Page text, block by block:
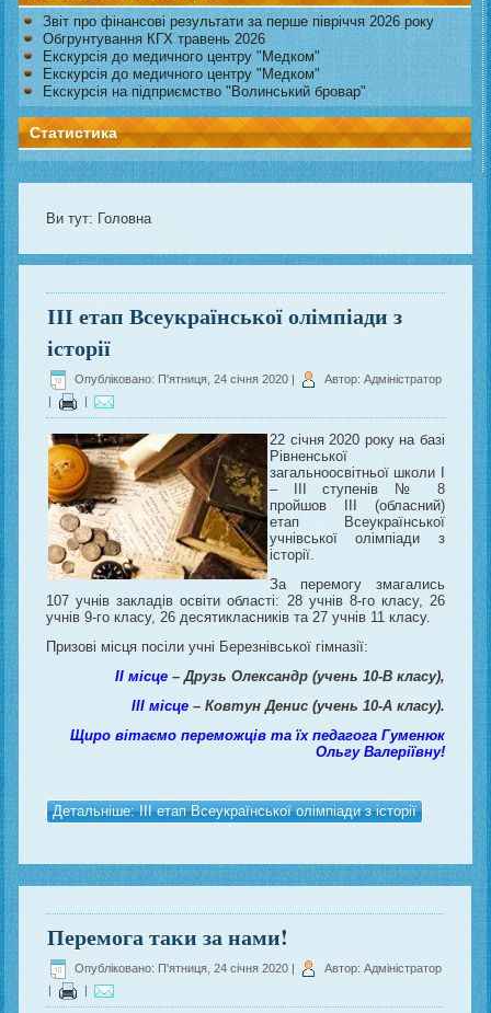
Звіт про фінансові результати за перше півріччя 2026 року
Обгрунтування КГХ травень 2026
Екскурсія до медичного центру "Медком"
Екскурсія до медичного центру "Медком"
Екскурсія на підприємство "Волинський бровар"
Статистика
Ви тут: Головна
ІІІ етап Всеукраїнської олімпіади з
історії
Опубліковано: П'ятниця, 24 січня 2020 |
Автор: Адміністратор
|
|
22 січня 2020 року на базі
Рівненської
загальноосвітньої школи І
– ІІІ ступенів № 8
пройшов ІІІ (обласний)
етап Всеукраїнської
учнівської олімпіади з
історії.
За перемогу змагались
107 учнів закладів освіти області: 28 учнів 8-го класу, 26
учнів 9-го класу, 26 десятикласників та 27 учнів 11 класу.
Призові місця посіли учні Березнівської гімназії:
ІІ місце– Друзь Олександр (учень 10-В класу),
ІІІ місце –Ковтун Денис (учень 10-А класу).
Щиро вітаємо переможців та їх педагога Гуменюк
Ольгу Валеріївну!
Детальніше: ІІІ етап Всеукраїнської олімпіади з історії
Перемога таки за нами!
Опубліковано: П'ятниця, 24 січня 2020 |
Автор: Адміністратор